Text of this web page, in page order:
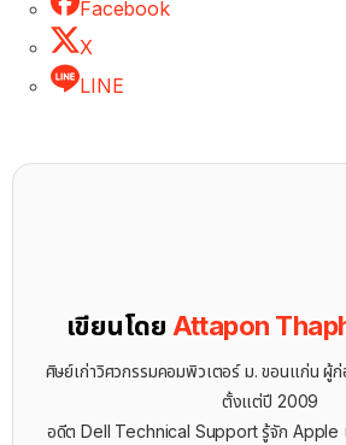
Facebook
X
LINE
เขียนโดย Attapon
ศิษย์เก่าวิศวกรรมคอมพิวเตอร์ ม. ขอนแก่น
ตั้งแต่ปี 2009
อดีต Dell Technical Support รู้จัก ​Apple